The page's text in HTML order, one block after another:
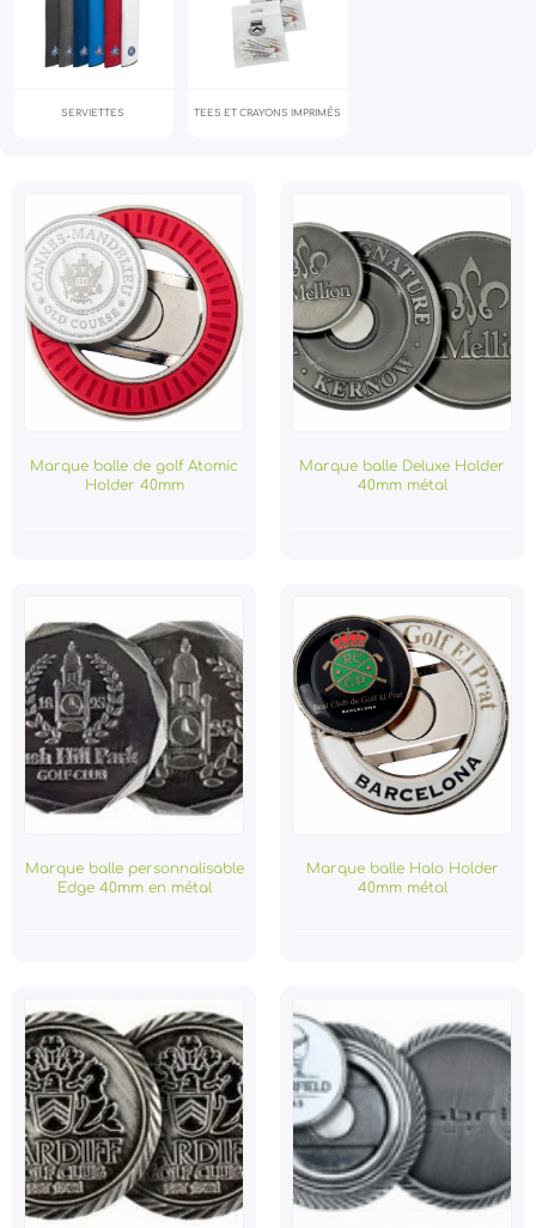
SERVIETTES TEES ET CRAYONS IMPRIMÉS
Marque balle de golf Atomic
Holder 40mm
Marque balle Deluxe Holder
40mm métal
Marque balle personnalisable
Edge 40mm en métal
Marque balle Halo Holder
40mm métal